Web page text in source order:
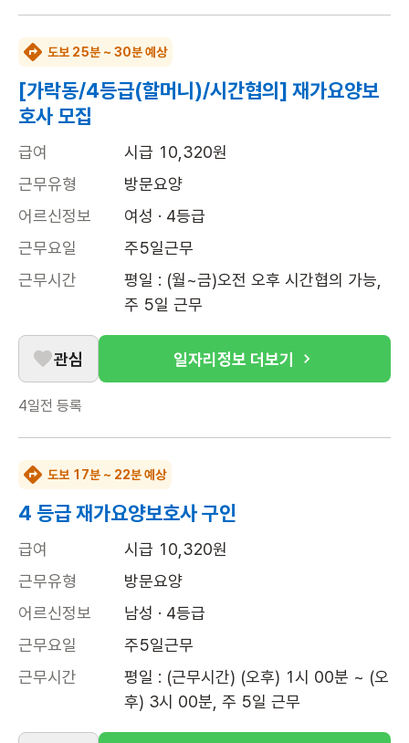
도보 25분 ~ 30분 예상
[가락동/4등급(할머니)/시간협의] 재가요양보
호사 모집
급여
시급 10,320원
근무유형
방문요양
어르신정보
여성 · 4등급
근무요일
주5일근무
근무시간
평일 : (월~금)오전 오후 시간협의 가능,
주 5일 근무
관심 일자리정보 더보기
4일전 등록
도보 17분 ~ 22분 예상
4 등급 재가요양보호사 구인
급여
시급 10,320원
근무유형
방문요양
어르신정보
남성 · 4등급
근무요일
주5일근무
근무시간
평일 : (근무시간) (오후) 1시 00분 ~ (오
후) 3시 00분, 주 5일 근무